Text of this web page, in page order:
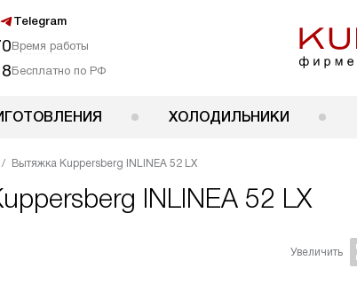
Telegram
Время работы
Бесплатно по РФ
ХОЛОДИЛЬНИКИ
Вытяжка Kuppersberg INLINEA 52 LX
INLINEA 52 LX